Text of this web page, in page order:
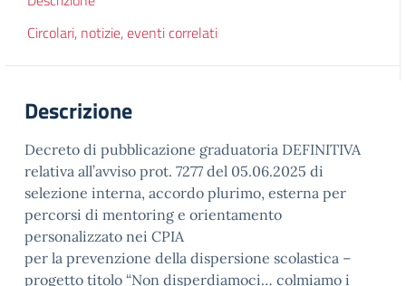
Circolari, notizie, eventi correlati
Descrizione
Decreto di pubblicazione graduatoria DEFINITIVA
relativa all’avviso prot. 7277 del 05.06.2025 di
selezione interna, accordo plurimo, esterna per
percorsi di mentoring e orientamento
personalizzato nei CPIA
per la prevenzione della dispersione scolastica –
progetto titolo “Non disperdiamoci… colmiamo i